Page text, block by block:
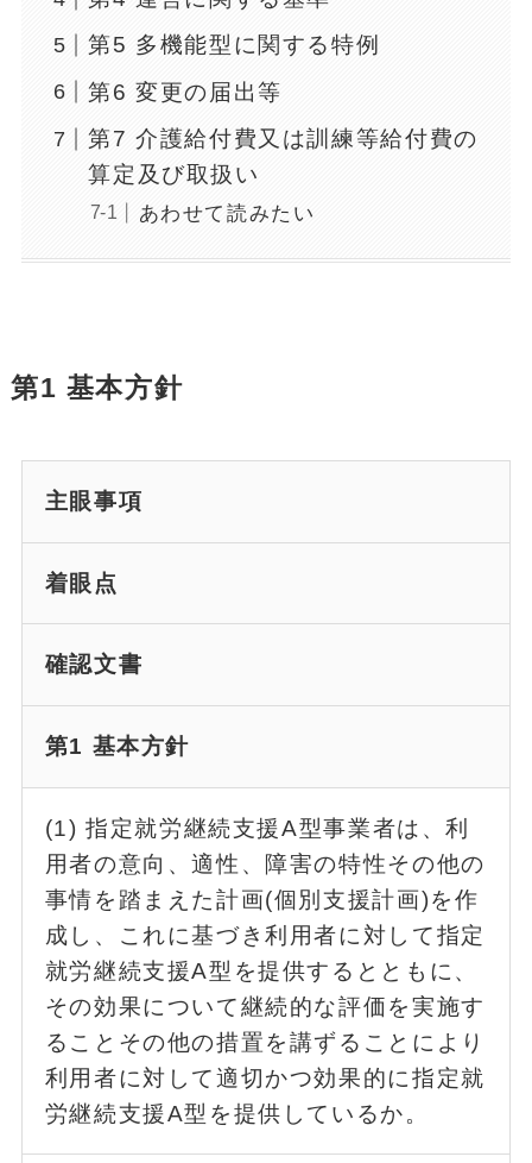
第5 多機能型に関する特例
第6 変更の届出等
第7 介護給付費又は訓練等給付費の
算定及び取扱い
あわせて読みたい
第1 基本方針
主眼事項
着眼点
確認文書
第1 基本方針
(1) 指定就労継続支援A型事業者は、利
用者の意向、適性、障害の特性その他の
事情を踏まえた計画(個別支援計画)を作
成し、これに基づき利用者に対して指定
就労継続支援A型を提供するとともに、
その効果について継続的な評価を実施す
ることその他の措置を講ずることにより
利用者に対して適切かつ効果的に指定就
労継続支援A型を提供しているか。